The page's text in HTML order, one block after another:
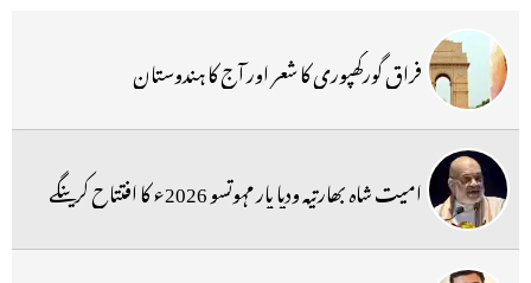
فراق گورکھپوری کا شعر اور آج کا ہندوستان
امیت شاہ بھارتیہ ودیا پار مہوتسو 2026ء کا افتتاح کرینگے